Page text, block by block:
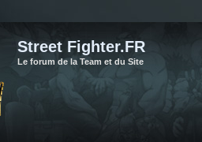
Street Fighter.FR
Le forum de la Team et du Site